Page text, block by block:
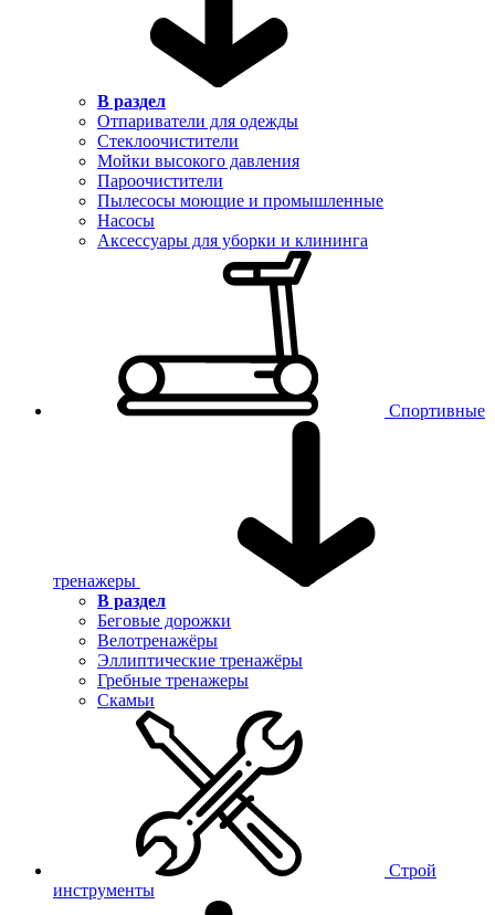
В раздел
Отпариватели для одежды
Стеклоочистители
Мойки высокого давления
Пароочистители
Пылесосы моющие и промышленные
Насосы
Аксессуары для уборки и клининга
Спортивные
тренажеры
В раздел
Беговые дорожки
Велотренажёры
Эллиптические тренажёры
Гребные тренажеры
Скамьи
Строй
инструменты